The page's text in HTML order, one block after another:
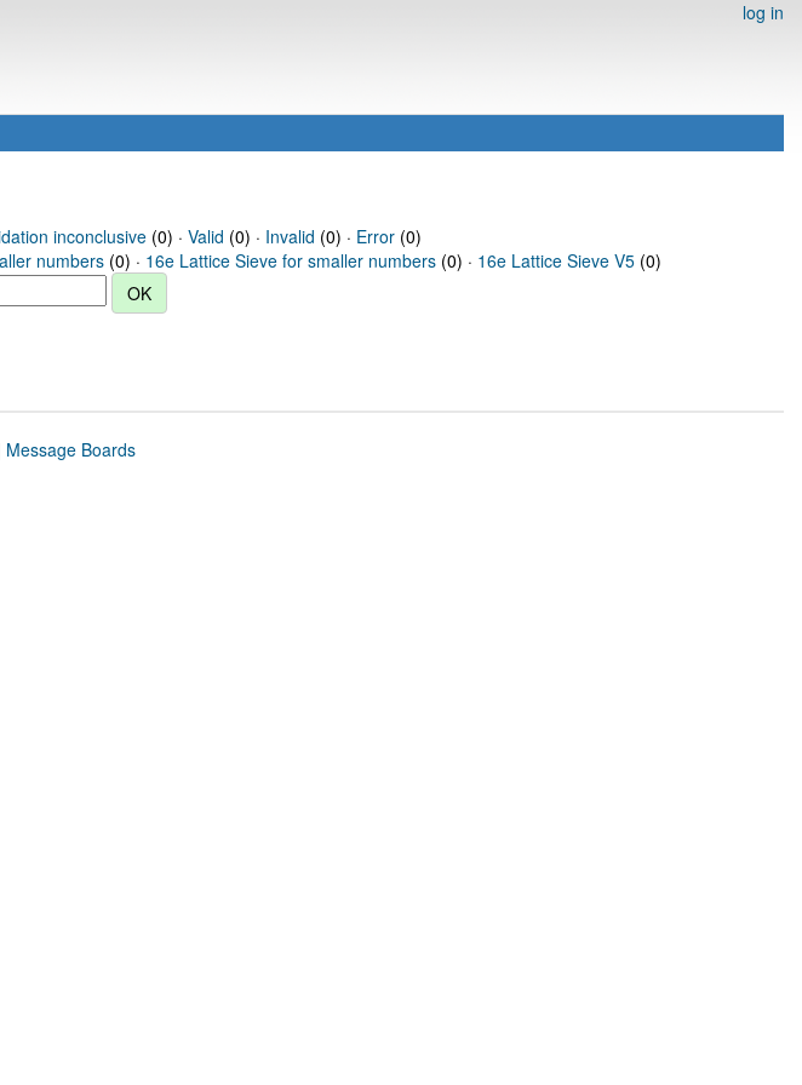
log in
inconclusive(0) · Valid (0) · Invalid (0) · Error(0)
numbers (0) · 16e Lattice Sieve for smaller numbers (0) · 16e Lattice Sieve V5 (0)
Message Boards